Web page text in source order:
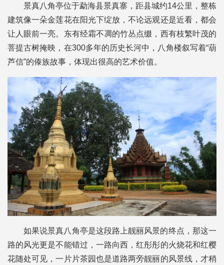
景真八角亭位于勐海县景真寨，距县城约14公里，整栋
建筑像一朵金莲花在阳光下绽放，不论远观还是近看，都会
让人眼前一亮。东有经霜不凋的竹丛点缀，西有枝繁叶茂的
菩提古树掩映，在300多年的历史长河中，八角楼叙写着“葫
芦信”的傣族故事，体现出很高的艺术价值。
如果说景真八角亭是这段路上靓丽风景的终点，那这一
路的风光更是不能错过，一路向西，红彤彤的火烧花和红樱
花随处可见，一片片茶园也是道路两旁靓丽的风景线，才稍